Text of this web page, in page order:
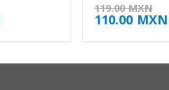
119.00MXN
110.00 MXN